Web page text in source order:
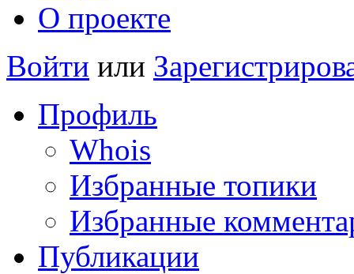
О проекте
Войти или
Профиль
Whois
Избранные топики
Избранные
Публикации